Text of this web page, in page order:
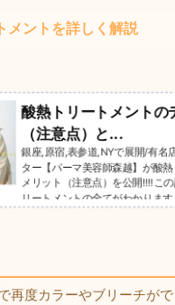
メントを詳しく解説
酸熱トリートメントの
（注意点）と...
銀座,原宿,表参道,NYで展開/有名
ター【パーマ美容師森越】が酸
メリット（注意点）を公開!!!!こ
リートメントの全てがわかりま
善トリートメントとは実際にど
の？そんな疑問は【こちらの記
の酸熱トリートメントを行い、
る、トリートメントの真実。
再度カラーやブリーチがで